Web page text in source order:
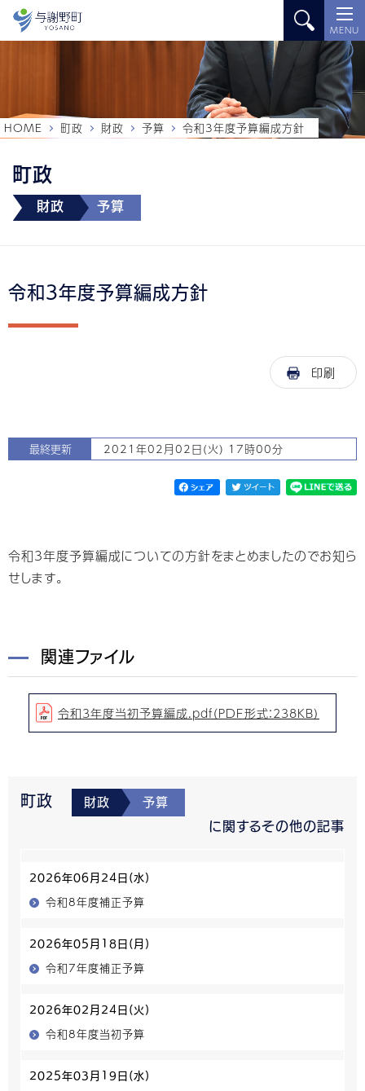
MENU
町政
財政 予算
HOME 町政 財政 予算 令和3年度予算編成方針
令和3年度予算編成方針
印刷
最終更新 2021年02月02日(火) 17時00分
令和3年度予算編成についての方針をまとめましたのでお知ら
せします。
関連ファイル
令和3年度当初予算編成.pdf（PDF形式：238KB）
町政 財政 予算
に関するその他の記事
2026年06月24日(水)
令和8年度補正予算
2026年05月18日(月)
令和7年度補正予算
2026年02月24日(火)
令和8年度当初予算
2025年03月19日(水)